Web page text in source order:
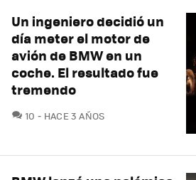
Un ingeniero decidió un
día meter el motor de
avión de BMW en un
coche. El resultado fue
tremendo
10 COMENTARIOS
HACE 3 AÑOS